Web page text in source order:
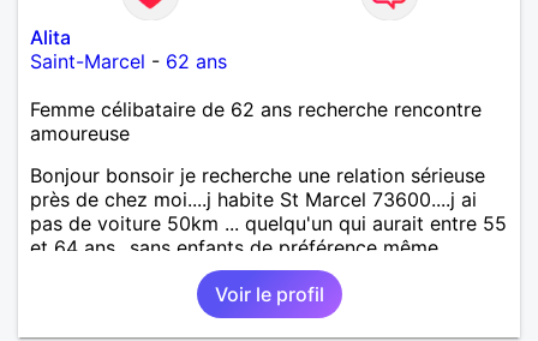
Alita
Saint-Marcel - 62 ans
Femme célibataire de 62 ans recherche rencontre
amoureuse
Bonjour bonsoir je recherche une relation sérieuse
près de chez moi....j habite St Marcel 73600....j ai
pas de voiture 50km ... quelqu'un qui aurait entre 55
et 64 ans...sans enfants de préférence même
adultes et qui n aurait garder aucun contact avec
une où plusieurs ex...si vous correspondez à ma
recherche ecrivez moi je vous répondrai...
Voir le profil